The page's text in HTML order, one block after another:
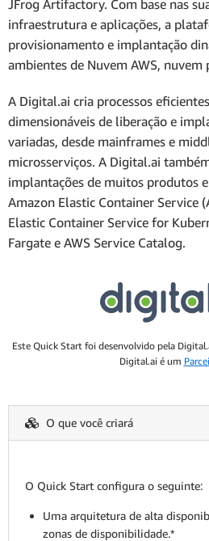
JFrog Artifactory. Com base nas
infraestrutura e aplicações, a
provisionamento e implantação
ambientes de Nuvem AWS,
A Digital.ai cria processos
dimensionáveis de liberação e
variadas, desde mainframes e
microsserviços. A Digital.ai
implantações de muitos produtos
Amazon Elastic Container Service
Elastic Container Service for
Fargate e AWS Service Catalog.
Este Quick Start foi desenvolvido pela
Digital.ai é um
O que você criará
O Quick Start configura o seguinte:
Uma arquitetura de alta
zonas de disponibilidade.*